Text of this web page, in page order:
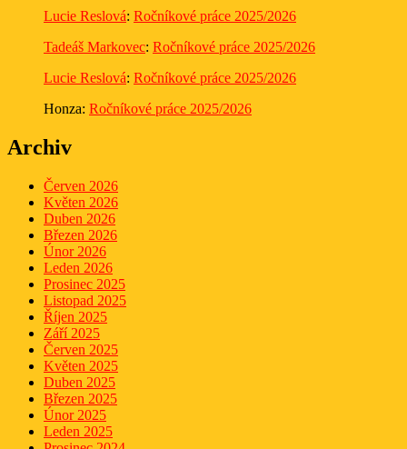
Lucie Reslová: Ročníkové práce 2025/2026
Tadeáš Markovec: Ročníkové práce 2025/2026
Lucie Reslová: Ročníkové práce 2025/2026
Honza: Ročníkové práce 2025/2026
Archiv
Červen 2026
Květen 2026
Duben 2026
Březen 2026
Únor 2026
Leden 2026
Prosinec 2025
Listopad 2025
Říjen 2025
Září 2025
Červen 2025
Květen 2025
Duben 2025
Březen 2025
Únor 2025
Leden 2025